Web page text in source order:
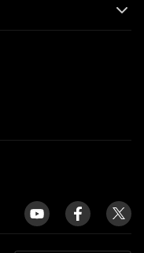
이 당신에게
| 최고의 인스